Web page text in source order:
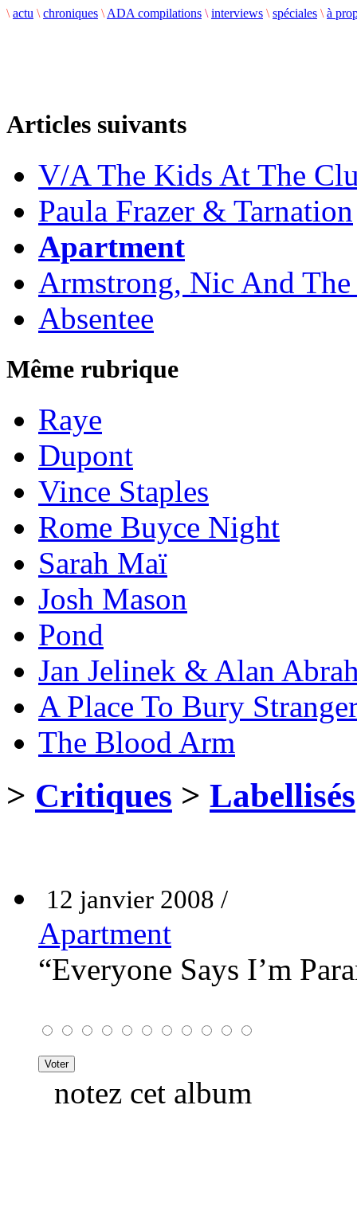
\ actu \ chroniques \ ADA compilations \ interviews \ spéciales \ à
Articles suivants
V/A The Kids At The
Paula Frazer & Tarnation
Apartment
Armstrong, Nic And The
Absentee
Même rubrique
Raye
Dupont
Vince Staples
Rome Buyce Night
Sarah Maï
Josh Mason
Pond
Jan Jelinek & Alan
A Place To Bury
The Blood Arm
> Critiques > Labellisés
12 janvier 2008 /
Apartment
“Everyone Says I’m
notez cet album